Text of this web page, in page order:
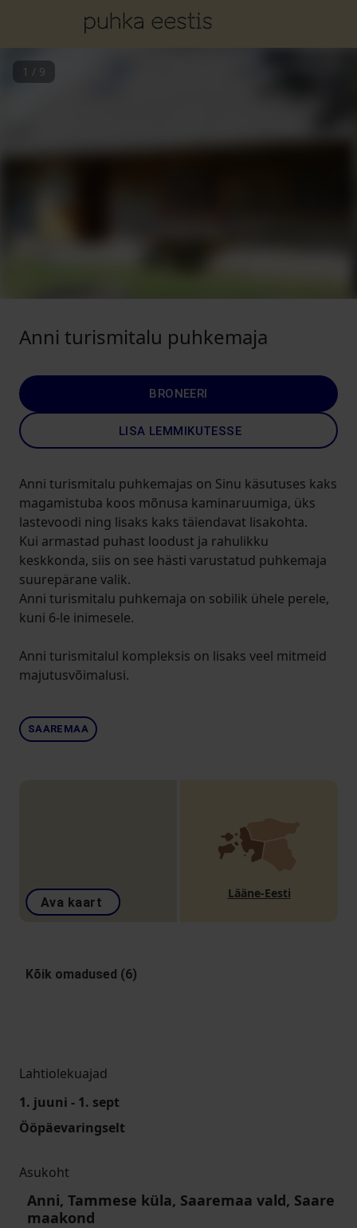
1 / 9
Anni turismitalu puhkemaja
BRONEERI
LISA LEMMIKUTESSE
Anni turismitalu puhkemajas on Sinu käsutuses kaks
magamistuba koos mõnusa kaminaruumiga, üks
lastevoodi ning lisaks kaks täiendavat lisakohta.
Kui armastad puhast loodust ja rahulikku
keskkonda, siis on see hästi varustatud puhkemaja
suurepärane valik.
Anni turismitalu puhkemaja on sobilik ühele perele,
kuni 6-le inimesele.
Anni turismitalul kompleksis on lisaks veel mitmeid
majutusvõimalusi.
SAAREMAA
Ava kaart
Lääne-Eesti
Kõik omadused (6)
Lahtiolekuajad
1. juuni - 1. sept
Ööpäevaringselt
Asukoht
Anni, Tammese küla, Saaremaa vald, Saare
maakond